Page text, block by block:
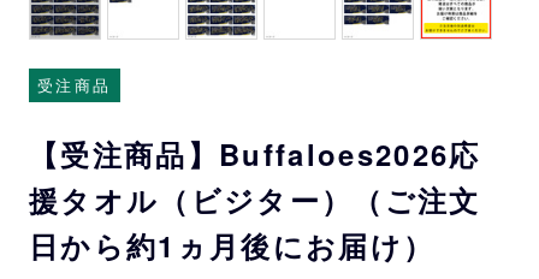
受注商品
【受注商品】Buffaloes2026応
援タオル（ビジター）（ご注文
日から約1ヵ月後にお届け）